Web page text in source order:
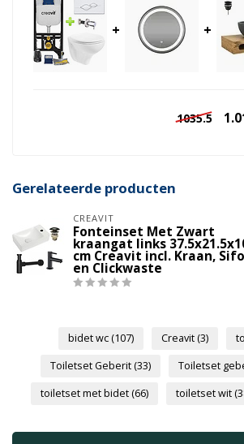
+ +
1035.5
Gerelateerde producten
CREAVIT
Fonteinset Met Zwart
kraangat links
cm Creavit incl. Kraan,
en Clickwaste
bidet wc(107) Creavit(3)
Toiletset Geberit(33) Toiletset
toiletset met bidet(66) toiletset wit